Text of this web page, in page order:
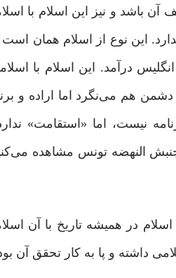
آن باشد و نیز این اسلام با
این نوع از اسلام همان
درآمد. این اسلام با
هم می‌نگرد اما اراده و
نیست، اما «استقامت»
النهضه تونس مشاهده
در همیشه تاریخ با آن
داشته و پا به کار تحقق آن